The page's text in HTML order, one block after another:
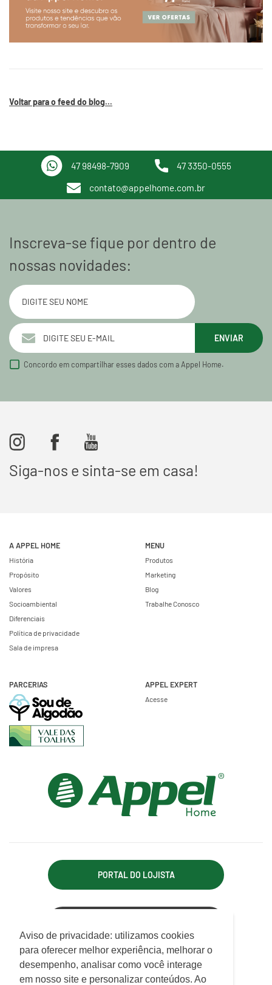
Utilizamos cookies para oferecer melhor
experiência, melhorar o desempenho, analisar
como você interage em nosso site e
personalizar conteúdo.
Voltar para o feed do blog...
47 98498-7909 47 3350-0555
contato@appelhome.com.br
Inscreva-se fique por dentro de
nossas novidades:
ENVIAR
Concordo em compartilhar esses dados com a Appel Home.
Siga-nos e sinta-se em casa!
A APPEL HOME
História
Propósito
Valores
Socioambiental
Diferenciais
Política de privacidade
Sala de impresa
MENU
Produtos
Marketing
Blog
Trabalhe Conosco
PARCERIAS APPEL EXPERT
Acesse
PORTAL DO LOJISTA
APPEL INDÚSTRIA TÊXTIL LTDA.
Rodovia Antônio Heil, km 21, 7.550 - Limoeiro
CEP 88352-502 - Brusque - SC
Aviso de privacidade: utilizamos cookies
para oferecer melhor experiência, melhorar o
desempenho, analisar como você interage
em nosso site e personalizar conteúdos. Ao